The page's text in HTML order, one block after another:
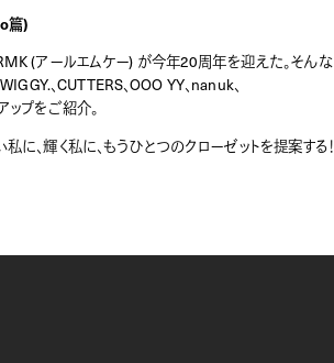
篇)
(アールエムケー) が今年20周年を迎えた。そんな
、CUTTERS、OOO YY、nanuk、
プをご紹介。
、輝く私に、もうひとつのクローゼットを提案する！